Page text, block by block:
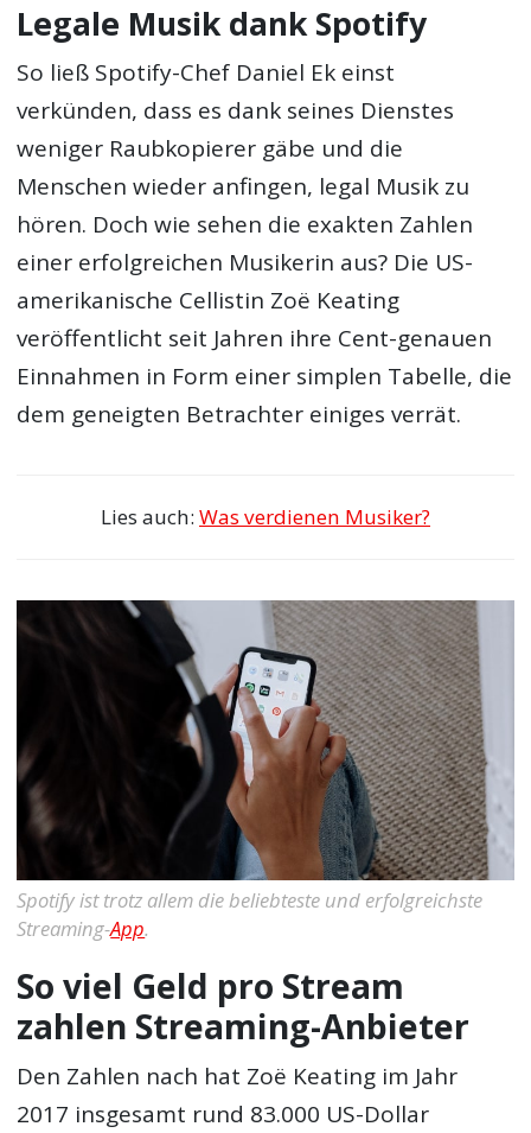
Legale Musik dank Spotify
So ließ Spotify-Chef Daniel Ek einst
verkünden, dass es dank seines Dienstes
weniger Raubkopierer gäbe und die
Menschen wieder anfingen, legal Musik zu
hören. Doch wie sehen die exakten Zahlen
einer erfolgreichen Musikerin aus? Die US-
amerikanische Cellistin Zoë Keating
veröffentlicht seit Jahren ihre Cent-genauen
Einnahmen in Form einer simplen Tabelle, die
dem geneigten Betrachter einiges verrät.
Lies auch: Was verdienen Musiker?
Spotify ist trotz allem die beliebteste und erfolgreichste
Streaming-App.
So viel Geld pro Stream
zahlen Streaming-Anbieter
Den Zahlen nach hat Zoë Keating im Jahr
2017 insgesamt rund 83.000 US-Dollar